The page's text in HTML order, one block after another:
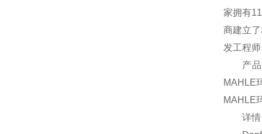
家拥有
商建立
发工程
产品分
MAHLE
MAHLE
详情